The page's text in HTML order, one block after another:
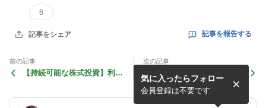
6
記事をシェア 記事を報告する
前の記事
【持続可能な株式投資】利食
次の記事
台風対策しています
気に入ったらフォロー
会員登録は不要です